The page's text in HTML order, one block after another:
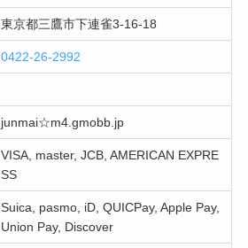
東京都三鷹市下連雀3-16-18
0422-26-2992
junmai☆m4.gmobb.jp
VISA, master, JCB, AMERICAN EXPRE
SS
Suica, pasmo, iD, QUICPay, Apple Pay,
Union Pay, Discover